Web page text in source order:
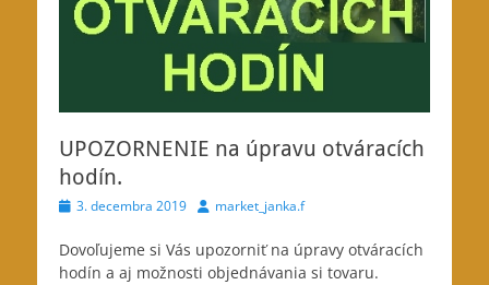
UPOZORNENIE na úpravu otváracích
hodín.
Posted
3. decembra 2019 Authormarket_janka.f
Dovoľujeme si Vás upozorniť na úpravy otváracích
hodín a aj možnosti objednávania si tovaru.